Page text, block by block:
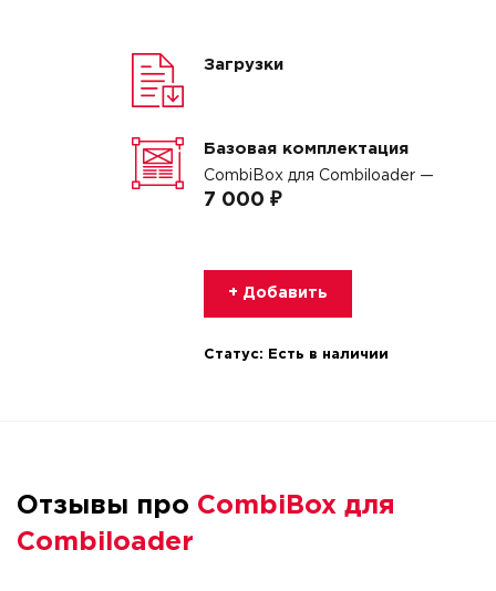
Загрузки
Базовая комплектация
CombiBox для Combiloader —
7 000 ₽
+ Добавить
Статус: Есть в наличии
Отзывы про CombiBox для
Combiloader